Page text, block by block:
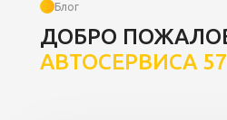
Блог
ДОБРО
АВТОСЕРВИСА